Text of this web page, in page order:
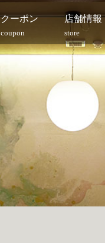
クーポン
coupon
店舗情報
store